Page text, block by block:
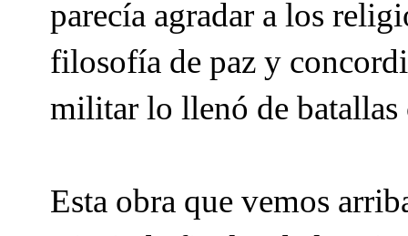
parecía agradar a los
filosofía de paz y
militar lo llenó de batallas
Esta obra que vemos